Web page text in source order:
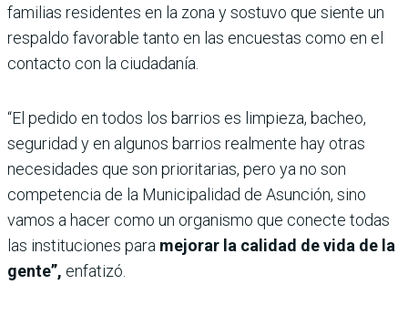
familias residentes en la zona y sostuvo que siente un
respaldo favorable tanto en las encuestas como en el
contacto con la ciudadanía.
“El pedido en todos los barrios es limpieza, bacheo,
seguridad y en algunos barrios realmente hay otras
necesidades que son prioritarias, pero ya no son
competencia de la Municipalidad de Asunción, sino
vamos a hacer como un organismo que conecte todas
las instituciones para mejorar la calidad de vida de la
gente”, enfatizó.